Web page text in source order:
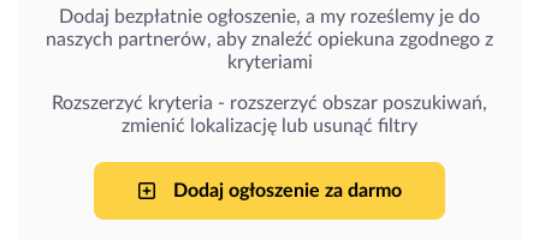
Dodaj bezpłatnie ogłoszenie, a my roześlemy je do
naszych partnerów, aby znaleźć opiekuna zgodnego z
kryteriami
Rozszerzyć kryteria - rozszerzyć obszar poszukiwań,
zmienić lokalizację lub usunąć filtry
Dodaj ogłoszenie za darmo